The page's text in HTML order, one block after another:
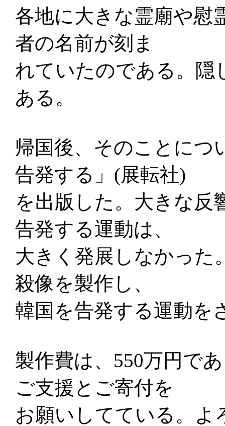
各地に大きな霊廟や慰
者の名前が刻ま
れていたのである。隠
ある。
帰国後、そのことにつ
告発する」(展転社)
を出版した。大きな反
告発する運動は、
大きく発展しなかった
殺像を製作し、
韓国を告発する運動を
製作費は、550万円で
ご支援とご寄付を
お願いしてている。よ